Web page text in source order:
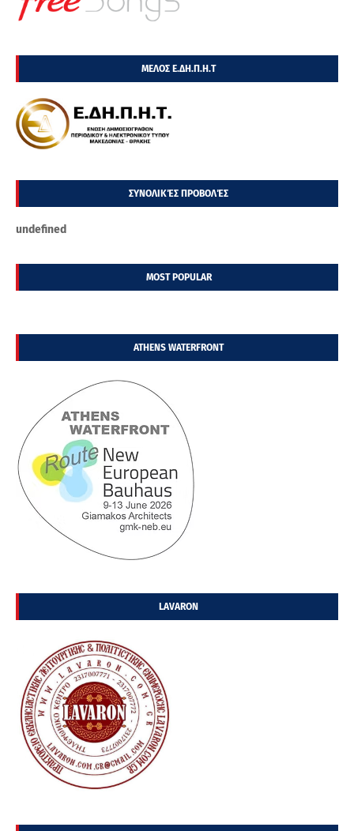
ΜΕΛΟΣ Ε.ΔΗ.Π.Η.Τ
ΣΥΝΟΛΙΚΈΣ ΠΡΟΒΟΛΈΣ
undefned
MOST POPULAR
ATHENS WATERFRONT
LAVARON